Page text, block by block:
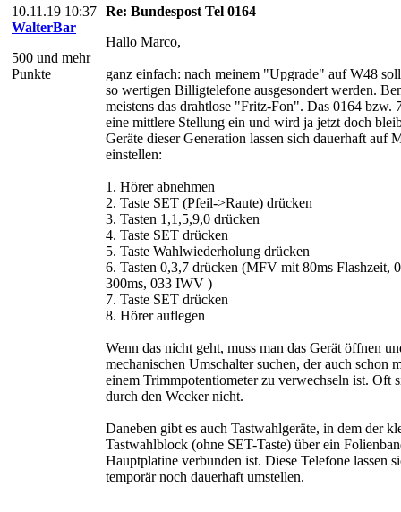
10.11.19 10:37
WalterBar
500 und mehr
Punkte
Re: Bundespost Tel 0164
Hallo Marco,
ganz einfach: nach meinem "Upgrade" auf W48
so wertigen Billigtelefone ausgesondert werden.
meistens das drahtlose "Fritz-Fon". Das 0164 bzw.
eine mittlere Stellung ein und wird ja jetzt doch
Geräte dieser Generation lassen sich dauerhaft auf
einstellen:
1. Hörer abnehmen
2. Taste SET (Pfeil->Raute) drücken
3. Tasten 1,1,5,9,0 drücken
4. Taste SET drücken
5. Taste Wahlwiederholung drücken
6. Tasten 0,3,7 drücken (MFV mit 80ms Flashzeit,
300ms, 033 IWV )
7. Taste SET drücken
8. Hörer auflegen
Wenn das nicht geht, muss man das Gerät öffnen
mechanischen Umschalter suchen, der auch schon
einem Trimmpotentiometer zu verwechseln ist. Oft
durch den Wecker nicht.
Daneben gibt es auch Tastwahlgeräte, in dem der
Tastwahlblock (ohne SET-Taste) über ein
Hauptplatine verbunden ist. Diese Telefone lassen
temporär noch dauerhaft umstellen.